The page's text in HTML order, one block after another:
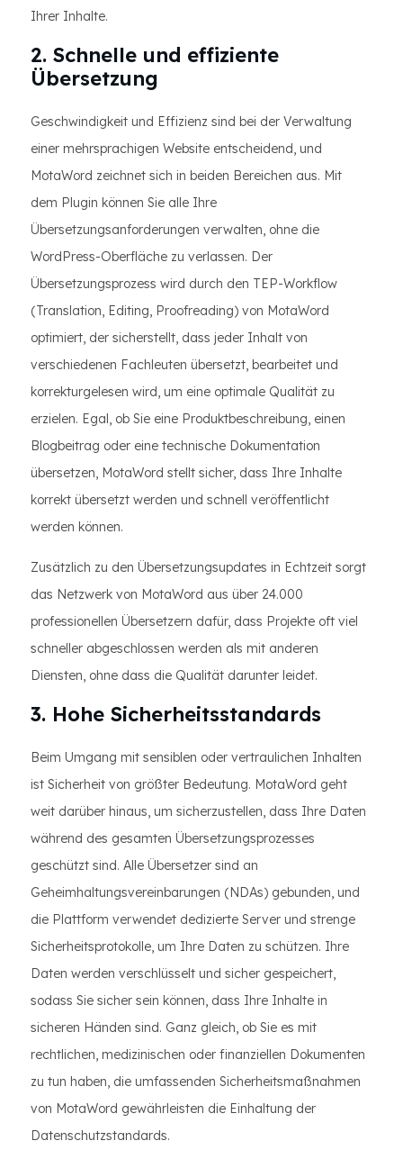
Ihrer Inhalte.
2. Schnelle und effiziente
Übersetzung
Geschwindigkeit und Effizienz sind bei der Verwaltung
einer mehrsprachigen Website entscheidend, und
MotaWord zeichnet sich in beiden Bereichen aus. Mit
dem Plugin können Sie alle Ihre
Übersetzungsanforderungen verwalten, ohne die
WordPress-Oberfläche zu verlassen. Der
Übersetzungsprozess wird durch den TEP-Workflow
(Translation, Editing, Proofreading) von MotaWord
optimiert, der sicherstellt, dass jeder Inhalt von
verschiedenen Fachleuten übersetzt, bearbeitet und
korrekturgelesen wird, um eine optimale Qualität zu
erzielen. Egal, ob Sie eine Produktbeschreibung, einen
Blogbeitrag oder eine technische Dokumentation
übersetzen, MotaWord stellt sicher, dass Ihre Inhalte
korrekt übersetzt werden und schnell veröffentlicht
werden können.
Zusätzlich zu den Übersetzungsupdates in Echtzeit sorgt
das Netzwerk von MotaWord aus über 24.000
professionellen Übersetzern dafür, dass Projekte oft viel
schneller abgeschlossen werden als mit anderen
Diensten, ohne dass die Qualität darunter leidet.
3. Hohe Sicherheitsstandards
Beim Umgang mit sensiblen oder vertraulichen Inhalten
ist Sicherheit von größter Bedeutung. MotaWord geht
weit darüber hinaus, um sicherzustellen, dass Ihre Daten
während des gesamten Übersetzungsprozesses
geschützt sind. Alle Übersetzer sind an
Geheimhaltungsvereinbarungen (NDAs) gebunden, und
die Plattform verwendet dedizierte Server und strenge
Sicherheitsprotokolle, um Ihre Daten zu schützen. Ihre
Daten werden verschlüsselt und sicher gespeichert,
sodass Sie sicher sein können, dass Ihre Inhalte in
sicheren Händen sind. Ganz gleich, ob Sie es mit
rechtlichen, medizinischen oder finanziellen Dokumenten
zu tun haben, die umfassenden Sicherheitsmaßnahmen
von MotaWord gewährleisten die Einhaltung der
Datenschutzstandards.